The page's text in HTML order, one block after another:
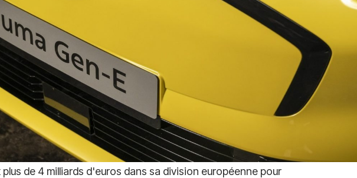
de 4 milliards d'euros dans sa division européenne pour